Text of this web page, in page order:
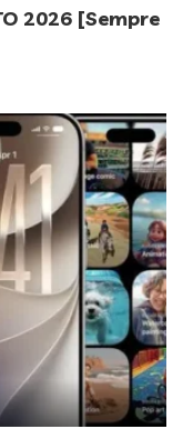
2026 [Sempre